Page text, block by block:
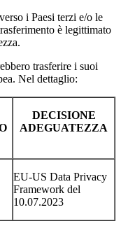
i Paesi terzi e/o le
è legittimato
trasferire i suoi
Nel dettaglio:
DECISIONE
ADEGUATEZZA
EU-US Data Privacy
Framework del
10.07.2023